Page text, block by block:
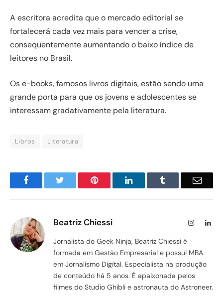
A escritora acredita que o mercado editorial se
fortalecerá cada vez mais para vencer a crise,
consequentemente aumentando o baixo índice de
leitores no Brasil.
Os e-books, famosos livros digitais, estão sendo uma
grande porta para que os jovens e adolescentes se
interessam gradativamente pela literatura.
Libros Literatura
Facebook Pinterest LinkedIn Email
Beatriz Chiessi Instagram
Jornalista do Geek Ninja, Beatriz Chiessi é
formada em Gestão Empresarial e possui MBA
em Jornalismo Digital. Especialista na produção
de conteúdo há 5 anos. É apaixonada pelos
filmes do Studio Ghibli e astronauta do Astroneer.